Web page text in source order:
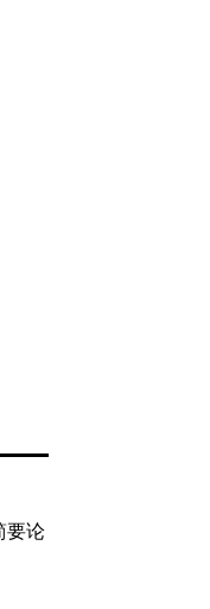
要论